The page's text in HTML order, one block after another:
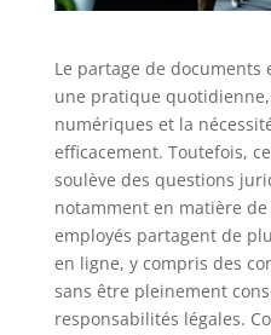
Le partage de
une pratique
numériques et la
efficacement. Toutefois,
soulève des questions
notamment en matière
employés partagent de
en ligne, y compris des
sans être pleinement
responsabilités légales.